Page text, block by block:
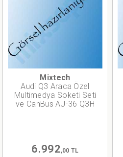
Mixtech
Audi Q3 Araca Özel
Multimedya Soketi Seti
ve CanBus AU-36 Q3H
6.992,00 TL